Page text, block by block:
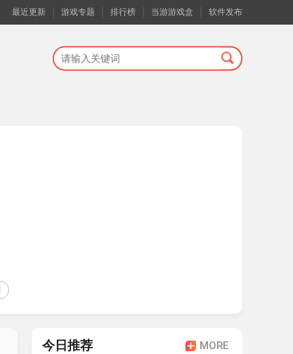
最近更新 游戏专题 排行榜 当游游戏盒 软件发布
今日推荐 MORE